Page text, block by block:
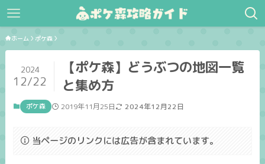
ホーム ポケ森
【ポケ森】どうぶつの地図一覧
と集め方
2024
12/22
ポケ森 2019年11月25日 2024年12月22日
当ページのリンクには広告が含まれています。